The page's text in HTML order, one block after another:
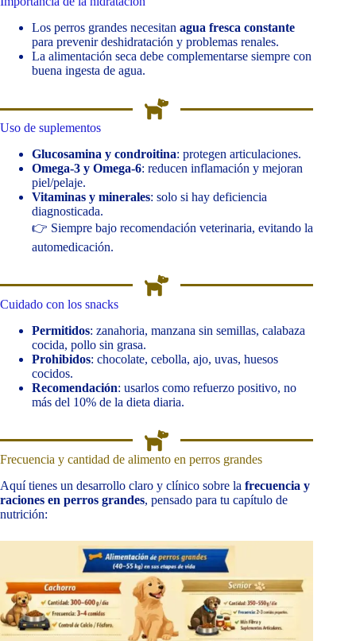
Los perros grandes necesitan agua fresca constante
para prevenir deshidratación y problemas renales.
La alimentación seca debe complementarse siempre con
buena ingesta de agua.
Uso de suplementos
Glucosamina y condroitina: protegen articulaciones.
Omega-3 y Omega-6: reducen inflamación y mejoran
piel/pelaje.
Vitaminas y minerales: solo si hay deficiencia
diagnosticada.
👉 Siempre bajo recomendación veterinaria, evitando la
automedicación.
Cuidado con los snacks
Permitidos: zanahoria, manzana sin semillas, calabaza
cocida, pollo sin grasa.
Prohibidos: chocolate, cebolla, ajo, uvas, huesos
cocidos.
Recomendación: usarlos como refuerzo positivo, no
más del 10% de la dieta diaria.
Frecuencia y cantidad de alimento en perros grandes
Aquí tienes un desarrollo claro y clínico sobre la frecuencia y
raciones en perros grandes, pensado para tu capítulo de
nutrición: